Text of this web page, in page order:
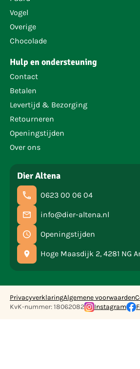
Vogel
Overige
Chocolade
Hulp en ondersteuning
Contact
Betalen
Levertijd & Bezorging
Retourneren
Openingstijden
Over ons
Dier Altena
0623 00 06 04
info@dier-altena.nl
Openingstijden
Hoge Maasdijk 2, 4281 NG
PrivacyverklaringAlgemene voorwaarden
KvK-nummer: 18062082
Instagram